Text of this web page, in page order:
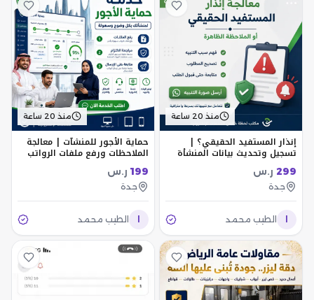
منذ 20 ساعة
إنذار المستفيد الحقيقي؟ |
تسجيل وتحديث بيانات المنشأة
299 ر.س
جدة
ا الطيب محمد
منذ 20 ساعة
حماية الأجور للمنشآت | معالجة
الملاحظات ورفع ملفات الرواتب
199 ر.س
جدة
ا الطيب محمد